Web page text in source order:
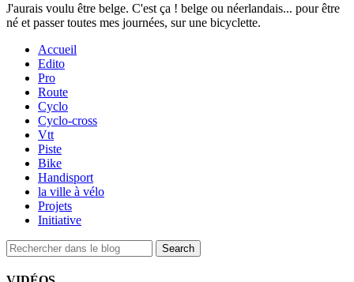
J'aurais voulu être belge. C'est ça ! belge ou néerlandais... pour être
né et passer toutes mes journées, sur une bicyclette.
Accueil
Edito
Pro
Route
Cyclo
Cyclo-cross
Vtt
Piste
Bike
Handisport
la ville à vélo
Projets
Initiative